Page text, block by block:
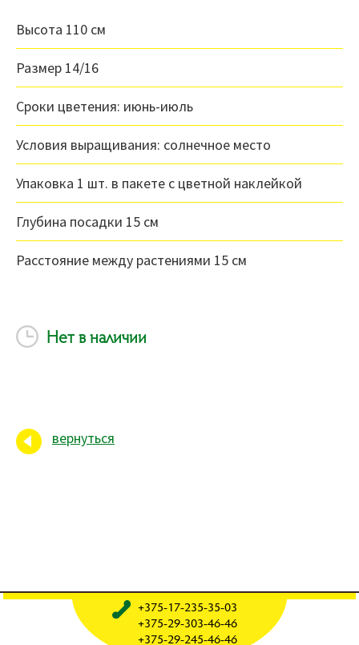
Высота 110 см
Размер 14/16
Сроки цветения: июнь-июль
Условия выращивания: солнечное место
Упаковка 1 шт. в пакете с цветной наклейкой
Глубина посадки 15 см
Расстояние между растениями 15 см
Нет в наличии
вернуться
+375-17-235-35-03
+375-29-303-46-46
+375-29-245-46-46